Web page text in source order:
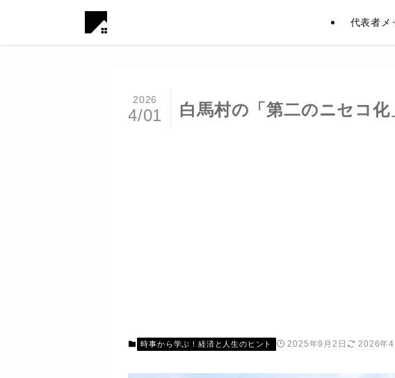
代表者メ
白馬村の「第二のニセコ
2026
4/01
時事から学ぶ！経済と人生のヒント 2025年9月2日 2026年4